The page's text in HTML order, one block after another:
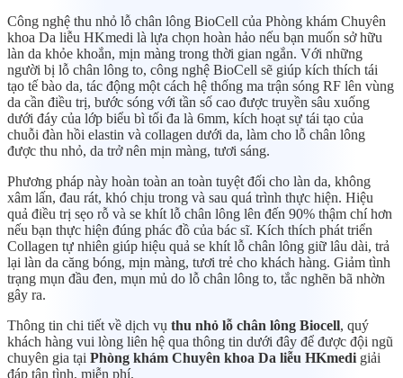
Công nghệ thu nhỏ lỗ chân lông BioCell của Phòng khám Chuyên
khoa Da liễu HKmedi là lựa chọn hoàn hảo nếu bạn muốn sở hữu
làn da khỏe khoắn, mịn màng trong thời gian ngắn. Với những
người bị lỗ chân lông to, công nghệ BioCell sẽ giúp kích thích tái
tạo tế bào da, tác động một cách hệ thống ma trận sóng RF lên vùng
da cần điều trị, bước sóng với tần số cao được truyền sâu xuống
dưới đáy của lớp biểu bì tối đa là 6mm, kích hoạt sự tái tạo của
chuỗi đàn hồi elastin và collagen dưới da, làm cho lỗ chân lông
được thu nhỏ, da trở nên mịn màng, tươi sáng.
Phương pháp này hoàn toàn an toàn tuyệt đối cho làn da, không
xâm lấn, đau rát, khó chịu trong và sau quá trình thực hiện. Hiệu
quả điều trị sẹo rỗ và se khít lỗ chân lông lên đến 90% thậm chí hơn
nếu bạn thực hiện đúng phác đồ của bác sĩ. Kích thích phát triển
Collagen tự nhiên giúp hiệu quả se khít lỗ chân lông giữ lâu dài, trả
lại làn da căng bóng, mịn màng, tươi trẻ cho khách hàng. Giảm tình
trạng mụn đầu đen, mụn mủ do lỗ chân lông to, tắc nghẽn bã nhờn
gây ra.
Thông tin chi tiết về dịch vụ thu nhỏ lỗ chân lông Biocell, quý
khách hàng vui lòng liên hệ qua thông tin dưới đây để được đội ngũ
chuyên gia tại Phòng khám Chuyên khoa Da liễu HKmedi giải
đáp tận tình, miễn phí.